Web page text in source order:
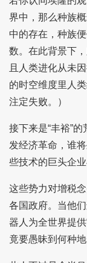
界中，那么种族
中的存在，种族
数。在此背景下
且人类进化从未
的时空维度里人
注定失败。）
接下来是“丰裕”
发经济革命，谁
些技术的巨头企业
这些势力对增税
各国政府。当他
器人为全世界提
竟要愚昧到何种地